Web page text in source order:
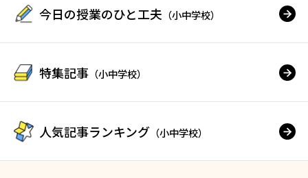
今日の授業のひと工夫 （小中学校）
特集記事 （小中学校）
人気記事ランキング （小中学校）